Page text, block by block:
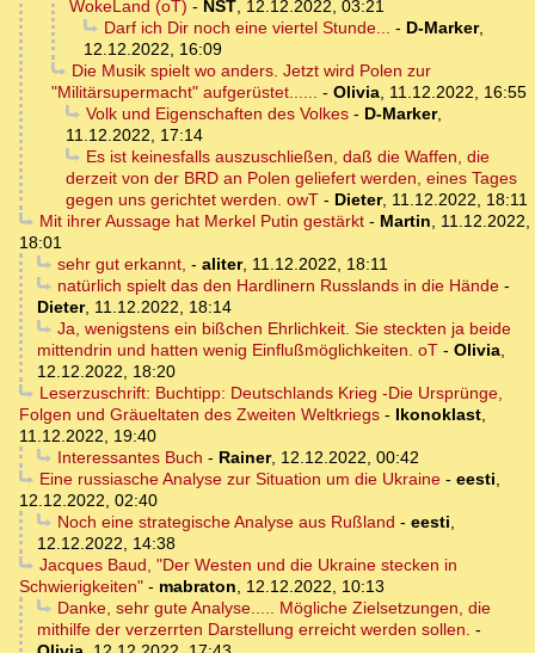
WokeLand (oT) - NST, 12.12.2022, 03:21
Darf ich Dir noch eine viertel Stunde... - D-Marker,
12.12.2022, 16:09
Die Musik spielt wo anders. Jetzt wird Polen zur
"Militärsupermacht" aufgerüstet...... - Olivia, 11.12.2022, 16:55
Volk und Eigenschaften des Volkes- D-Marker,
11.12.2022, 17:14
Es ist keinesfalls auszuschließen, daß die Waffen, die
derzeit von der BRD an Polen geliefert werden, eines Tages
gegen uns gerichtet werden. owT - Dieter, 11.12.2022, 18:11
Mit ihrer Aussage hat Merkel Putin gestärkt- Martin, 11.12.2022,
18:01
sehr gut erkannt, - aliter, 11.12.2022, 18:11
natürlich spielt das den Hardlinern Russlands in die Hände-
Dieter, 11.12.2022, 18:14
Ja, wenigstens ein bißchen Ehrlichkeit. Sie steckten ja beide
mittendrin und hatten wenig Einflußmöglichkeiten. oT - Olivia,
12.12.2022, 18:20
Leserzuschrift: Buchtipp: Deutschlands Krieg -Die Ursprünge,
Folgen und Gräueltaten des Zweiten Weltkriegs - Ikonoklast,
11.12.2022, 19:40
Interessantes Buch - Rainer, 12.12.2022, 00:42
Eine russiasche Analyse zur Situation um die Ukraine- eesti,
12.12.2022, 02:40
Noch eine strategische Analyse aus Rußland - eesti,
12.12.2022, 14:38
Jacques Baud, "Der Westen und die Ukraine stecken in
Schwierigkeiten" - mabraton, 12.12.2022, 10:13
Danke, sehr gute Analyse..... Mögliche Zielsetzungen, die
mithilfe der verzerrten Darstellung erreicht werden sollen. -